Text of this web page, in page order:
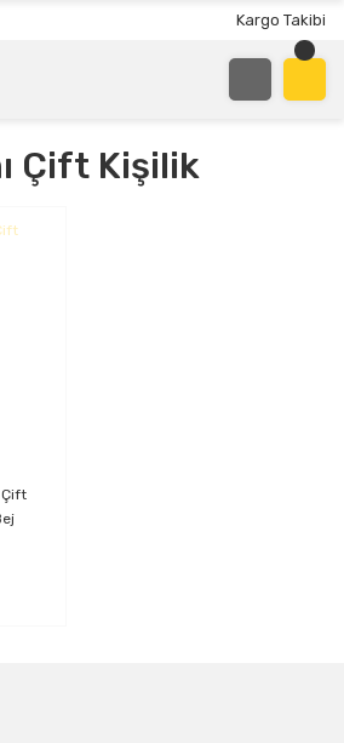
Kargo Takibi
Çift Kişilik
Çift